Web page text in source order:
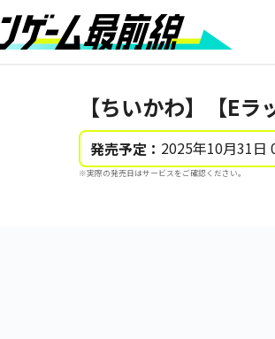
【ちいかわ】【E
発売予定： 2025年10月31日
※実際の発売日はサービスをご確認ください。